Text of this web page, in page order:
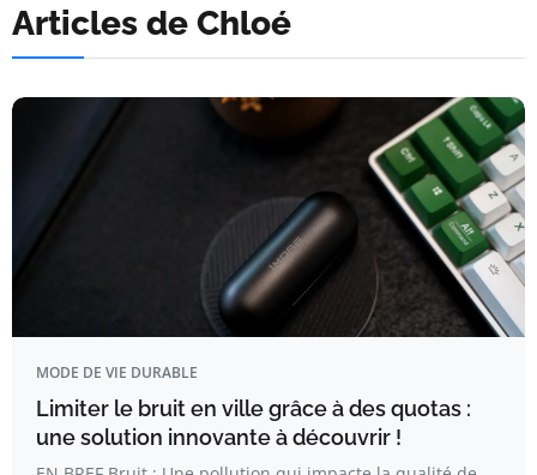
Articles de Chloé
MODE DE VIE DURABLE
Limiter le bruit en ville grâce à des quotas :
une solution innovante à découvrir !